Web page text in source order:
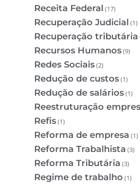
Receita Federal (17)
Recuperação Judicial (1)
Recuperação tributária
Recursos Humanos(9)
Redes Sociais(2)
Redução de custos(1)
Redução de salários(1)
Reestruturação
Refis(1)
Reforma de empresa (1)
Reforma Trabalhista (3)
Reforma Tributária (3)
Regime de trabalho (1)